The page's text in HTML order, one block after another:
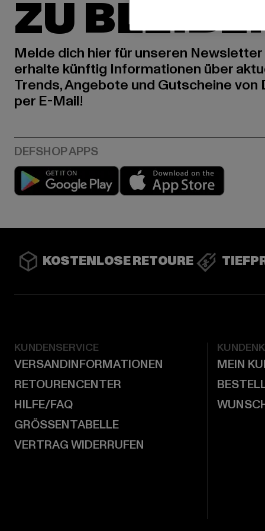
ZU
Melde dich hier für unseren Newsletter
erhalte künftig Informationen über
Trends, Angebote und Gutscheine von
per E-Mail!
Play market
KOSTENLOSE RETOURE
KUNDENSERVICE
VERSANDINFORMATIONEN
RETOURENCENTER
HILFE/FAQ
GRÖSSENTABELLE
VERTRAG WIDERRUFEN
MEIN